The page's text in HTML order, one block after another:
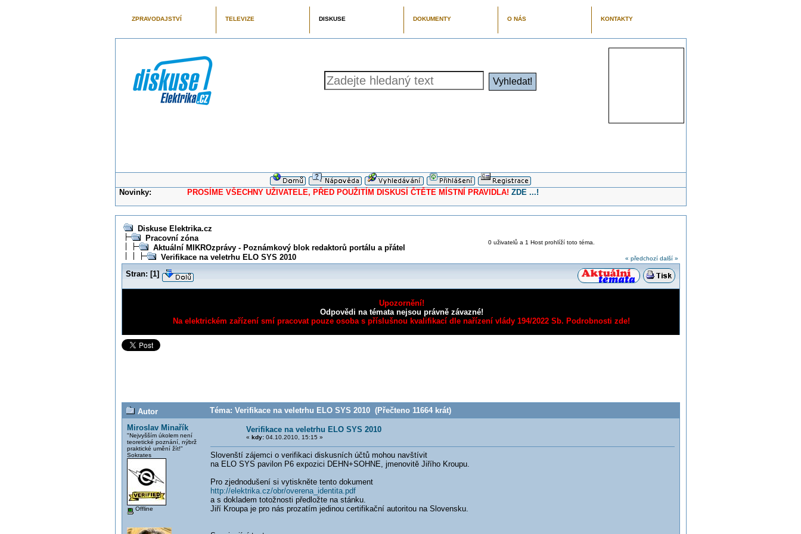
ZPRAVODAJSTVÍ TELEVIZE DISKUSE DOKUMENTY O NÁS KONTAKTY
Novinky: PROSÍME VŠECHNY UŽIVATELE, PŘED POUŽITÍM DISKUSÍ ČTĚTE MÍSTNÍ PRAVIDLA! ZDE ...!
Diskuse Elektrika.cz
Pracovní zóna
Aktuální MIKROzprávy - Poznámkový blok redaktorů portálu a přátel
Verifikace na veletrhu ELO SYS 2010
0 uživatelů a 1 Host prohlíží toto téma.
« předchozí další »
Stran: [1]
Upozornění!
Odpovědi na témata nejsou právně závazné!
Na elektrickém zařízení smí pracovat pouze osoba s příslušnou kvalifikací dle nařízení vlády 194/2022 Sb. Podrobnosti zde!
Autor
Téma: Verifikace na veletrhu ELO SYS 2010 (Přečteno 11664 krát)
Miroslav Minařík
"Nejvyšším úkolem není
teoretické poznání, nýbrž
praktické umění žít!"
Sokrates
Offline
Verifikace na veletrhu ELO SYS 2010
« kdy:04.10.2010, 15:15 »
Slovenští zájemci o verifikaci diskusních účtů mohou navštívit
na ELO SYS pavilon P6 expozici DEHN+SOHNE, jmenovitě Jiřího Kroupu.
Pro zjednodušení si vytiskněte tento dokument
http://elektrika.cz/obr/overena_identita.pdf
a s dokladem totožnosti předložte na stánku.
Jiří Kroupa je pro nás prozatím jedinou certifikační autoritou na Slovensku.